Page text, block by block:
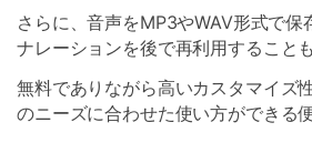
さらに、音声をMP3やWAV形式で保
ナレーションを後で再利用すること
無料でありながら高いカスタマイズ
のニーズに合わせた使い方ができる